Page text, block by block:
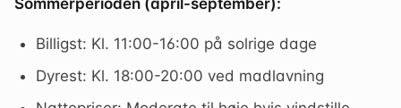
Sommerperioden (april-september):
Billigst: Kl. 11:00-16:00 på solrige dage
Dyrest: Kl. 18:00-20:00 ved madlavning